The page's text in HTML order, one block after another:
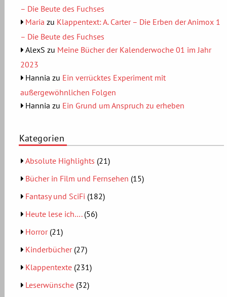
– Die Beute des Fuchses
Maria zu Klappentext: A. Carter – Die Erben der Animox 1
– Die Beute des Fuchses
AlexS zu Meine Bücher der Kalenderwoche 01 im Jahr
2023
Hannia zu Ein verrücktes Experiment mit
außergewöhnlichen Folgen
Hannia zu Ein Grund um Anspruch zu erheben
Kategorien
Absolute Highlights (21)
Bücher in Film und Fernsehen (15)
Fantasy und SciFi (182)
Heute lese ich….(56)
Horror(21)
Kinderbücher(27)
Klappentexte (231)
Leserwünsche (32)